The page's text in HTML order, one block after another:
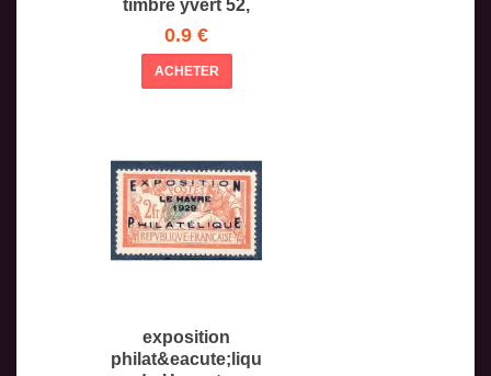
timbre yvert 52,
type
0.9 €
ACHETER
exposition
philat&eacute;liqu